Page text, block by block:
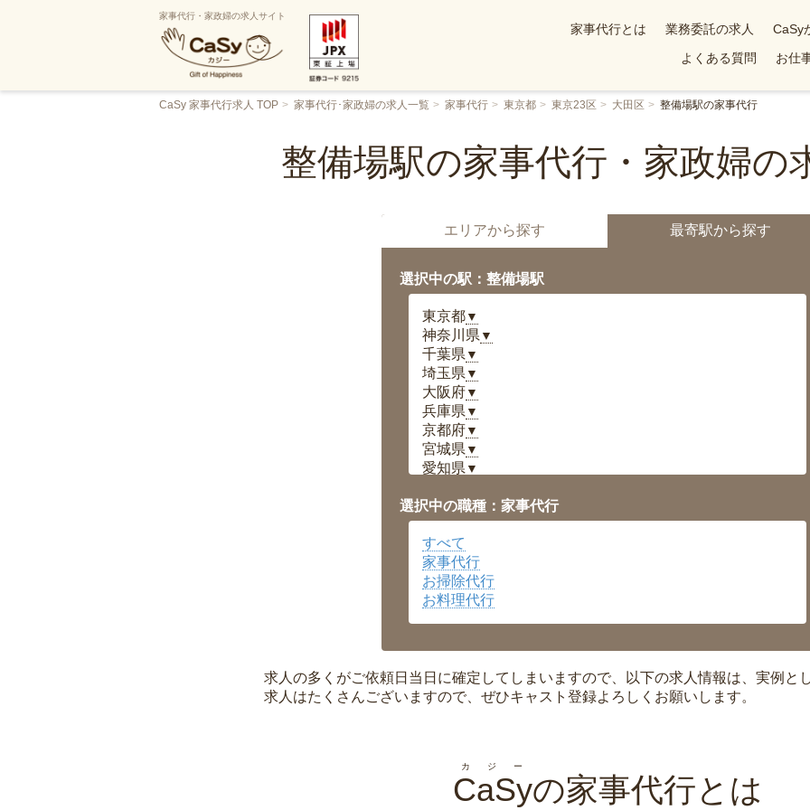
家事代行・家政婦の求人サイト
家事代行とは 業務委託の求人 CaSy
よくある質問
お仕
CaSy 家事代行求人 TOP 家事代行･家政婦の求人一覧 家事代行 東京都 東京23区 大田区 整備場駅の家事代行
整備場駅の家事代行・家政婦の
エリアから探す 最寄駅から探す
選択中の駅：整備場駅
東京都▼
神奈川県 ▼
千葉県 ▼
埼玉県 ▼
大阪府▼
兵庫県 ▼
京都府▼
宮城県 ▼
愛知県 ▼
岡山県▼
広島県▼
沖縄県
選択中の職種：家事代行
すべて
家事代行
お掃除代行
お料理代行
求人の多くがご依頼日当日に確定してしまいますので、以下の求人情報は、実例と
求人はたくさんございますので、ぜひキャスト登録よろしくお願いします。
CaSy
カジー
の家事代行とは